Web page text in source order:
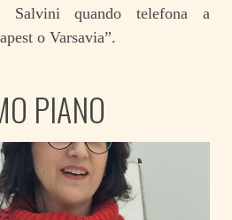
Salvini quando telefona a
o Varsavia”.
PIANO